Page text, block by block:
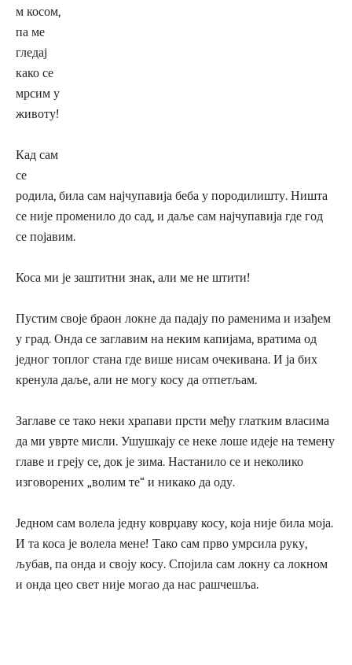
м косом,
па ме
гледај
како се
мрсим у
животу!
Кад сам
се
родила, била сам најчупавија беба у породилишту. Ништа
се није променило до сад, и даље сам најчупавија где год
се појавим.
Коса ми је заштитни знак, али ме не штити!
Пустим своје браон локне да падају по раменима и изађем
у град. Онда се заглавим на неким капијама, вратима од
једног топлог стана где више нисам очекивана. И ја бих
кренула даље, али не могу косу да отпетљам.
Заглаве се тако неки храпави прсти међу глатким власима
да ми уврте мисли. Ушушкају се неке лоше идеје на темену
главе и греју се, док је зима. Настанило се и неколико
изговорених „волим те“ и никако да оду.
Једном сам волела једну коврџаву косу, која није била моја.
И та коса је волела мене! Тако сам прво умрсила руку,
љубав, па онда и своју косу. Спојила сам локну са локном
и онда цео свет није могао да нас рашчешља.